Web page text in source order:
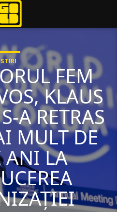
STIRI
FEM
KLAUS
A RETRAS
MULT DE
ANI LA